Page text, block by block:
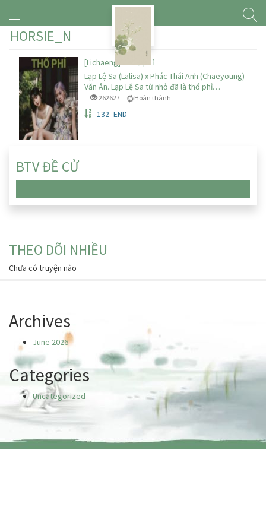
HORSIE_N
[Lichaeng] – Thổ phỉ
Lạp Lệ Sa (Lalisa) x Phác Thái Anh (Chaeyoung)
Văn Án. Lạp Lệ Sa từ nhỏ đã là thổ phỉ…
262627 Hoàn thành
-132- END
BTV ĐỀ CỬ
THEO DÕI NHIỀU
Chưa có truyện nào
Archives
June 2026
Categories
Uncategorized